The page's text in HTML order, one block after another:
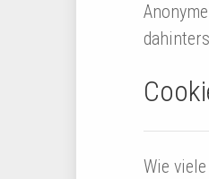
Wie